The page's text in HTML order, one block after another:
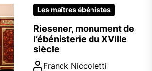
Les maîtres ébénistes
Riesener, monument de
l’ébénisterie du XVIIIe
siècle
Franck Niccoletti